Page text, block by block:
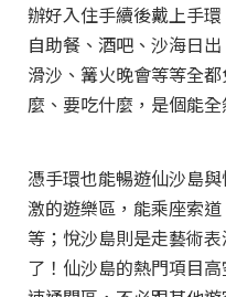
辦好入住手續後戴上手
自助餐、酒吧、沙海日
滑沙、篝火晚會等等全
麼、要吃什麼，是個能
憑手環也能暢遊仙沙島
激的遊樂區，能乘座索
等；悅沙島則是走藝術
了！仙沙島的熱門項目